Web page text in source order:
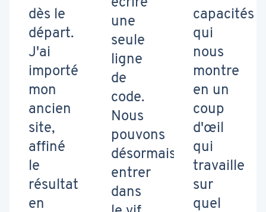
dès le
départ.
J'ai
importé
mon
ancien
site,
affiné
le
résultat
en
écrire
une
seule
ligne
de
code.
Nous
pouvons
désormais
entrer
dans
capacités
qui
nous
montre
en un
coup
d'œil
qui
travaille
sur
quel